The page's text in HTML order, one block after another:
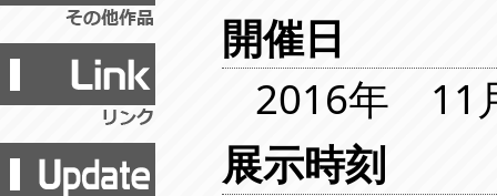
開催日
2016年 11
展示時刻